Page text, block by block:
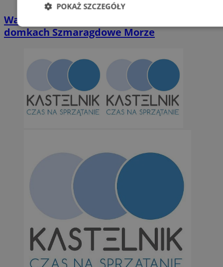
Wakacyjny wypoczynek nad Bałtykiem w
domkach Szmaragdowe Morze
POKAŻ SZCZEGÓŁY
Niezbędne Wydajność
Niesklasyfikowane
Niezbędne pliki cookie umożliwiają korzystanie z podstawowych
takich jak logowanie użytkownika i zarządzanie kontem. Bez
można prawidłowo korzystać ze strony internetowej.
orzesze.com.pl
QeSessID orzesze.com.pl
MvSessID orzesze.com.pl